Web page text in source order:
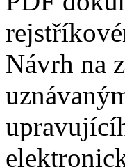
Návrh na